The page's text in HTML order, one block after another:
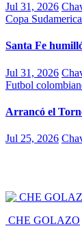
Jul 31, 2026
Copa
Santa Fe
Jul 31, 2026
Futbol
Arrancó el
Jul 25, 2026
CHE GOLAZO